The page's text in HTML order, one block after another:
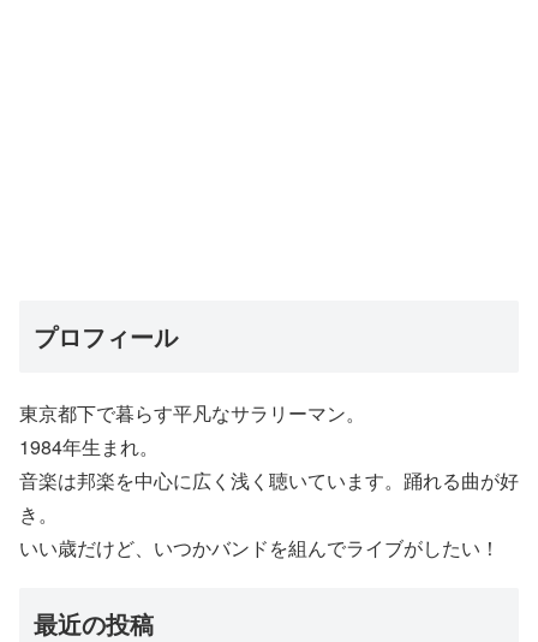
プロフィール
東京都下で暮らす平凡なサラリーマン。
1984年生まれ。
音楽は邦楽を中心に広く浅く聴いています。踊れる曲が好
き。
いい歳だけど、いつかバンドを組んでライブがしたい！
最近の投稿